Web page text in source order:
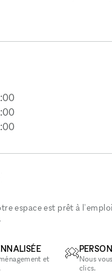
espace est prêt à
et
Nous
clics.